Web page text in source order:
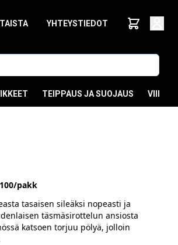
YHTEYSTIEDOT
TEIPPAUS JA SUOJAUS
pakk
tasaisen sileäksi nopeasti ja
täsmäsirottelun ansiosta
katsoen torjuu pölyä, jolloin